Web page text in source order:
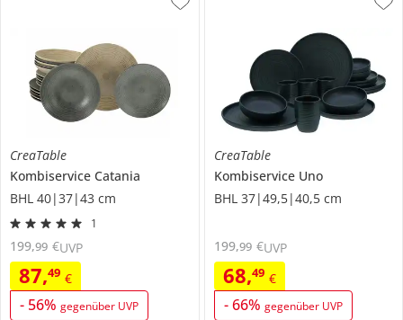
CreaTable
Kombiservice Catania
BHL 40|37|43 cm
1
87,49 €
- 56% gegenüber UVP
199,99 €UVP
CreaTable
Kombiservice Uno
BHL 37|49,5|40,5 cm
68,49 €
-66% gegenüber UVP
199,99 €UVP